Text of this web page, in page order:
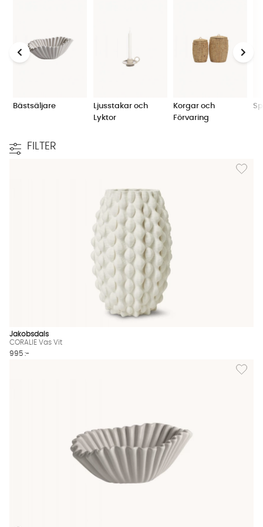
Bästsäljare
Ljusstakar och
Lyktor
Korgar och
Förvaring
FILTER
Lägg till
Jakobsdals
CORALIE Vas Vit
995 :-
Lägg